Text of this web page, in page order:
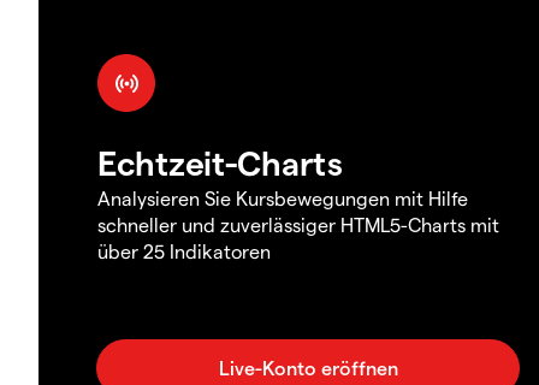
Echtzeit-Charts
Analysieren Sie Kursbewegungen mit Hilfe
schneller und zuverlässiger HTML5-Charts mit
über 25 Indikatoren